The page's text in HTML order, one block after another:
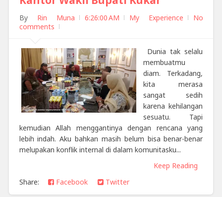
By Rin Muna 6:26:00 AM My Experience
No
comments
Dunia tak selalu
membuatmu
diam. Terkadang,
kita merasa
sangat sedih
karena kehilangan
sesuatu. Tapi
kemudian Allah menggantinya dengan rencana yang
lebih indah. Aku bahkan masih belum bisa benar-benar
melupakan konflik internal di dalam komunitasku...
Keep Reading
Share:
Facebook Twitter